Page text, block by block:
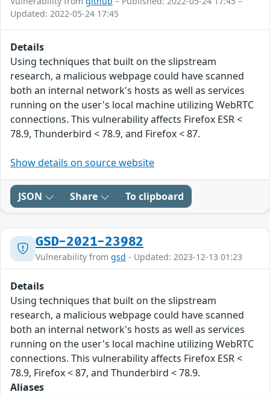
Updated: 2022-05-24 17:45
Details
Using techniques that built on the slipstream
research, a malicious webpage could have scanned
both an internal network's hosts as well as services
running on the user's local machine utilizing WebRTC
connections. This vulnerability affects Firefox ESR <
78.9, Thunderbird < 78.9, and Firefox < 87.
Show details on source website
JSON Share To clipboard
GSD-2021-23982
Vulnerability from gsd - Updated: 2023-12-13 01:23
Details
Using techniques that built on the slipstream
research, a malicious webpage could have scanned
both an internal network's hosts as well as services
running on the user's local machine utilizing WebRTC
connections. This vulnerability affects Firefox ESR <
78.9, Firefox < 87, and Thunderbird < 78.9.
Aliases